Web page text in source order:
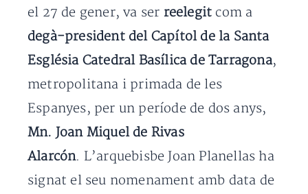
el 27 de gener, va ser reelegit com a
degà-president del Capítol de la Santa
Església Catedral Basílica de Tarragona,
metropolitana i primada de les
Espanyes, per un període de dos anys,
Mn. Joan Miquel de Rivas
Alarcón. L’arquebisbe Joan Planellas ha
signat el seu nomenament amb data de